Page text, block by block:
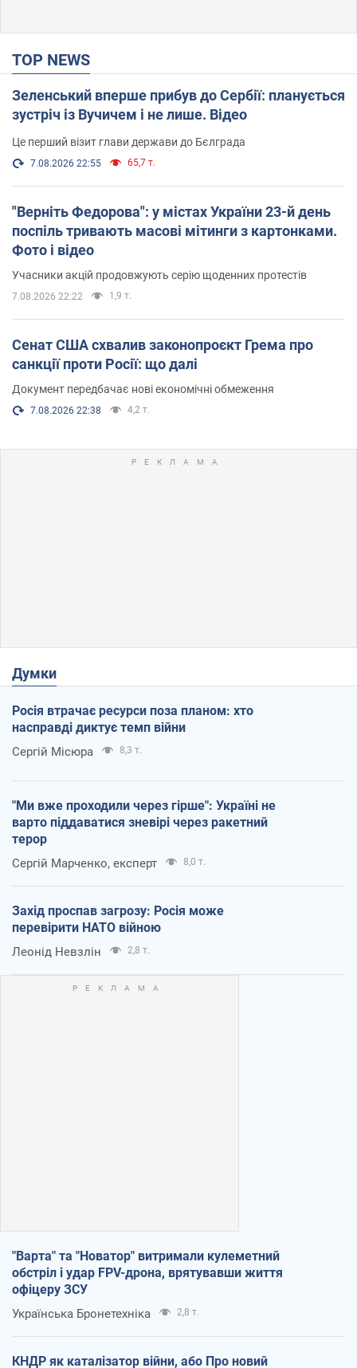
TOP NEWS
Зеленський вперше прибув до Сербії: планується
зустріч із Вучичем і не лише. Відео
Це перший візит глави держави до Бєлграда
7.08.2026 22:55 65,7 т.
"Верніть Федорова": у містах України 23-й день
поспіль тривають масові мітинги з картонками.
Фото і відео
Учасники акцій продовжують серію щоденних протестів
7.08.2026 22:22 1,9 т.
Сенат США схвалив законопроєкт Грема про
санкції проти Росії: що далі
Документ передбачає нові економічні обмеження
7.08.2026 22:38 4,2 т.
Думки
Росія втрачає ресурси поза планом: хто
насправді диктує темп війни
Сергій Місюра 8,3 т.
"Ми вже проходили через гірше": Україні не
варто піддаватися зневірі через ракетний
терор
Сергій Марченко, експерт 8,0 т.
Захід проспав загрозу: Росія може
перевірити НАТО війною
Леонід Невзлін 2,8 т.
"Варта" та "Новатор" витримали кулеметний
обстріл і удар FPV-дрона, врятувавши життя
офіцеру ЗСУ
Українська Бронетехніка 2,8 т.
КНДР як каталізатор війни, або Про новий